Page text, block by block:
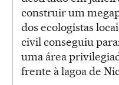
construir um
dos ecologistas
civil conseguiu
uma área
frente à lagoa de